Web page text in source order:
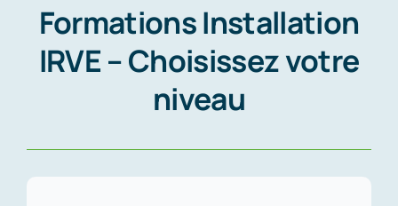
Formations Installation
IRVE – Choisissez votre
niveau